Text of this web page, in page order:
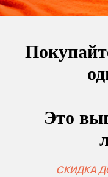
Это
СКИДКА